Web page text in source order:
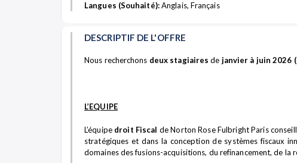
Langues (Souhaité):Anglais, Français
DESCRIPTIF DE L'OFFRE
Nous recherchons deux stagiaires de janvier à juin 2026
L’EQUIPE
L’équipe droit Fiscal de Norton Rose Fulbright Paris
stratégiques et dans la conception de systèmes fiscaux
domaines des fusions-acquisitions, du refinancement, de